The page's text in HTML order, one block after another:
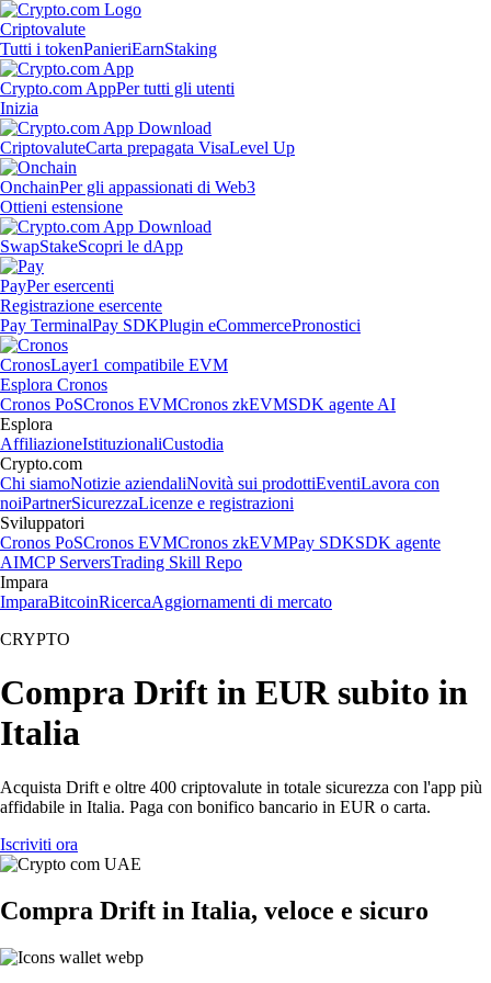
Criptovalute
Tutti i tokenPanieriEarnStaking
Crypto.com AppPer tutti gli utenti
Inizia
CriptovaluteCarta prepagata VisaLevel Up
OnchainPer gli appassionati di Web3
Ottieni estensione
SwapStakeScopri le dApp
PayPer esercenti
Registrazione esercente
Pay TerminalPay SDKPlugin eCommercePronostici
CronosLayer1 compatibile EVM
Esplora Cronos
Cronos PoSCronos EVMCronos zkEVMSDK agente AI
Esplora
AffiliazioneIstituzionaliCustodia
Crypto.com
Chi siamoNotizie aziendaliNovità sui prodottiEventiLavora con
noiPartnerSicurezzaLicenze e registrazioni
Sviluppatori
Cronos PoSCronos EVMCronos zkEVMPay SDKSDK agente
AIMCP ServersTrading Skill Repo
Impara
ImparaBitcoinRicercaAggiornamenti di mercato
CRYPTO
Compra Drift in EUR subito in
Italia
Acquista Drift e oltre 400 criptovalute in totale sicurezza con l'app più
affidabile in Italia. Paga con bonifico bancario in EUR o carta.
Iscriviti ora
Compra Drift in Italia, veloce e sicuro